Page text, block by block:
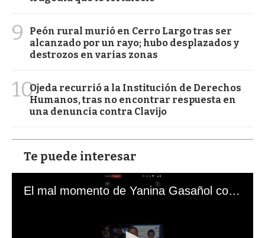
9
Peón rural murió en Cerro Largo tras ser
alcanzado por un rayo; hubo desplazados y
destrozos en varias zonas
10Ojeda recurrió a la Institución de Derechos
Humanos, tras no encontrar respuesta en
una denuncia contra Clavijo
Te puede interesar
El mal momento de Yanina Gasañol con un hincha argentino en "Subrayado"